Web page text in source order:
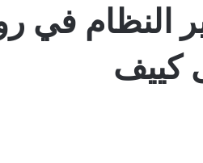
النظام في
كييف